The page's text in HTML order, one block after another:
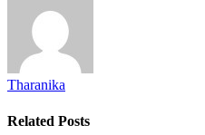
Tharanika
Related Posts